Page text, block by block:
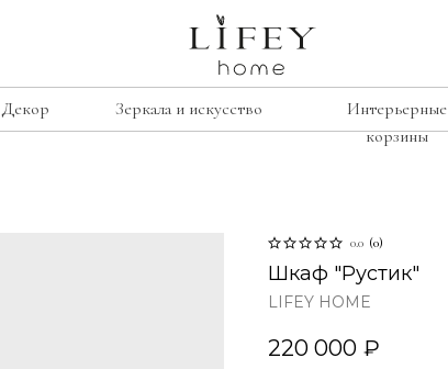
Декор Зеркала и искусство
Интерьерные
корзины
0.0 (0)
Шкаф "Рустик"
LIFEY HOME
220 000 ₽